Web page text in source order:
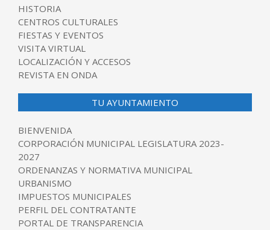
HISTORIA
CENTROS CULTURALES
FIESTAS Y EVENTOS
VISITA VIRTUAL
LOCALIZACIÓN Y ACCESOS
REVISTA EN ONDA
TU AYUNTAMIENTO
BIENVENIDA
CORPORACIÓN MUNICIPAL LEGISLATURA 2023-
2027
ORDENANZAS Y NORMATIVA MUNICIPAL
URBANISMO
IMPUESTOS MUNICIPALES
PERFIL DEL CONTRATANTE
PORTAL DE TRANSPARENCIA